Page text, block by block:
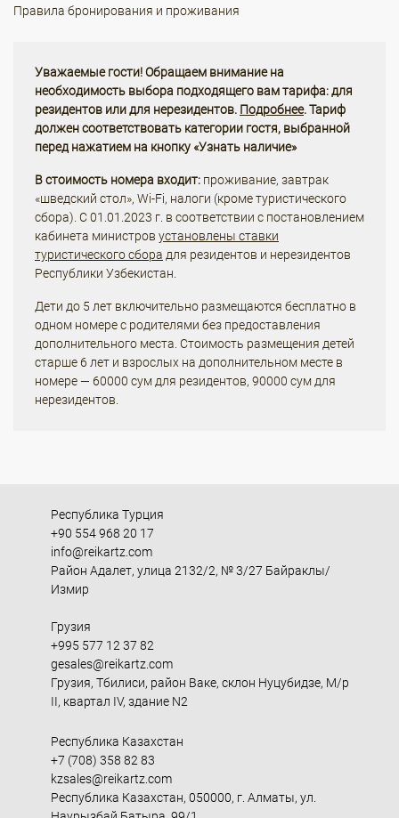
Правила бронирования и проживания
Уважаемые гости! Обращаем внимание на
необходимость выбора подходящего вам тарифа: для
резидентов или для нерезидентов. Подробнее. Тариф
должен соответствовать категории гостя, выбранной
перед нажатием на кнопку «Узнать наличие»
В стоимость номера входит: проживание, завтрак
«шведский стол», Wi-Fi, налоги (кроме туристического
сбора). С 01.01.2023 г. в соответствии с постановлением
кабинета министров установлены ставки
туристического сбора для резидентов и нерезидентов
Республики Узбекистан.
Дети до 5 лет включительно размещаются бесплатно в
одном номере с родителями без предоставления
дополнительного места. Стоимость размещения детей
старше 6 лет и взрослых на дополнительном месте в
номере — 60000 сум для резидентов, 90000 сум для
нерезидентов.
Республика Турция
+90 554 968 20 17
info@reikartz.com
Район Адалет, улица 2132/2, № 3/27 Байраклы/
Измир
Грузия
+995 577 12 37 82
gesales@reikartz.com
Грузия, Тбилиси, район Ваке, склон Нуцубидзе, М/р
II, квартал IV, здание N2
Республика Казахстан
+7 (708) 358 82 83
kzsales@reikartz.com
Республика Казахстан, 050000, г. Алматы, ул.